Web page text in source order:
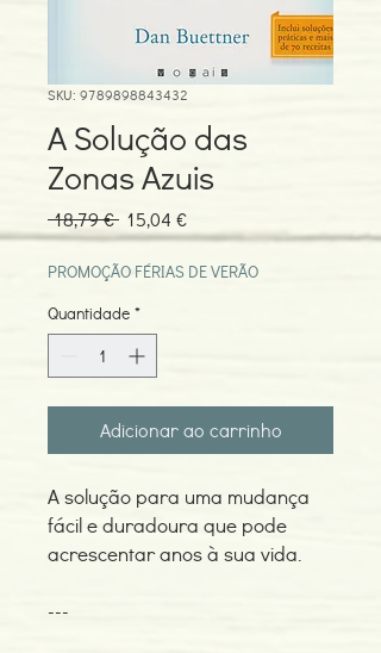
SKU: 9789898843432
A Solução das
Zonas Azuis
18,79 € Preço
normal
15,04 €Preço
promocional
PROMOÇÃO FÉRIAS DE VERÃO
Quantidade *
Adicionar ao carrinho
A solução para uma mudança
fácil e duradoura que pode
acrescentar anos à sua vida.
---